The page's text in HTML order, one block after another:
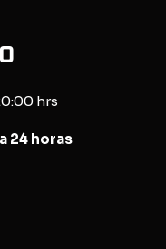
hrs
24 horas